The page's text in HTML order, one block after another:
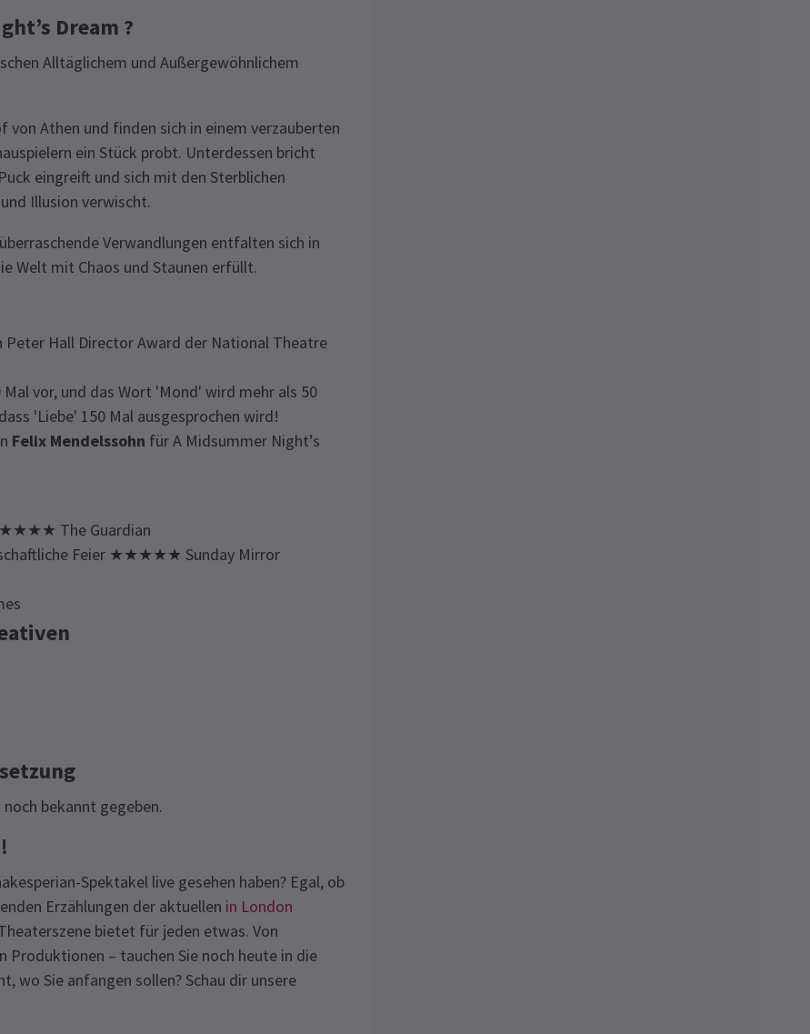
Dream ?
Alltäglichem und Außergewöhnlichem
Athen und finden sich in einem verzauberten
ein Stück probt. Unterdessen bricht
eingreift und sich mit den Sterblichen
Illusion verwischt.
Verwandlungen entfalten sich in
Welt mit Chaos und Staunen erfüllt.
Hall Director Award der National Theatre
vor, und das Wort 'Mond' wird mehr als 50
'Liebe' 150 Mal ausgesprochen wird!
Felix Mendelssohn für A Midsummer Night’s
★★★★ The Guardian
Feier ★★★★★ Sunday Mirror
bekannt gegeben.
Spektakel live gesehen haben? Egal, ob
Erzählungen der aktuellen in London
bietet für jeden etwas. Von
Produktionen – tauchen Sie noch heute in die
wo Sie anfangen sollen? Schau dir unsere